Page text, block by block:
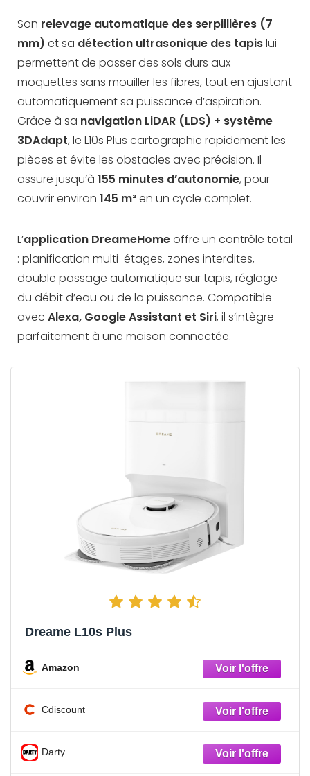
Son relevage automatique des serpillières (7
mm) et sa détection ultrasonique des tapislui
permettent de passer des sols durs aux
moquettes sans mouiller les fibres, tout en ajustant
automatiquement sa puissance d’aspiration.
Grâce à sa navigation LiDAR (LDS) + système
3DAdapt, le L10s Plus cartographie rapidement les
pièces et évite les obstacles avec précision. Il
assure jusqu’à 155 minutes d’autonomie, pour
couvrir environ 145 m²en un cycle complet.
L’application DreameHomeoffre un contrôle total
: planification multi-étages, zones interdites,
double passage automatique sur tapis, réglage
du débit d’eau ou de la puissance. Compatible
avec Alexa, Google Assistant et Siri, il s’intègre
parfaitement à une maison connectée.
Dreame L10s Plus
Amazon
Cdiscount
Darty